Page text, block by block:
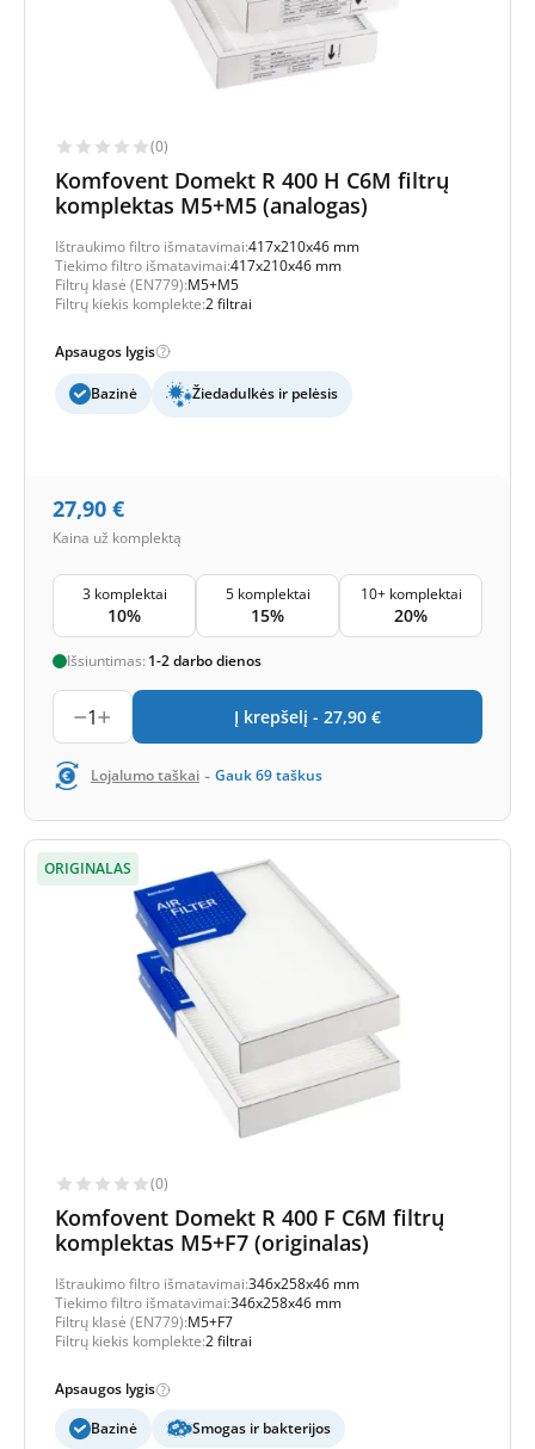
(0)
Komfovent Domekt R 400 H C6M filtrų
komplektas M5+M5 (analogas)
Ištraukimo filtro išmatavimai:417x210x46 mm
Tiekimo filtro išmatavimai:417x210x46 mm
Filtrų klasė (EN779):M5+M5
Filtrų kiekis komplekte:2 filtrai
Apsaugos lygis
Bazinė Žiedadulkės ir pelėsis
27,90 €
Kaina už komplektą
3 komplektai
10%
5 komplektai
15%
10+ komplektai
20%
Išsiuntimas: 1-2 darbo dienos
1 Į krepšelį - 27,90 €
Lojalumo taškai - Gauk69taškus
ORIGINALAS
(0)
Komfovent Domekt R 400 F C6M filtrų
komplektas M5+F7 (originalas)
Ištraukimo filtro išmatavimai:346x258x46 mm
Tiekimo filtro išmatavimai:346x258x46 mm
Filtrų klasė (EN779):M5+F7
Filtrų kiekis komplekte:2 filtrai
Apsaugos lygis
Bazinė
Smogas ir bakterijos